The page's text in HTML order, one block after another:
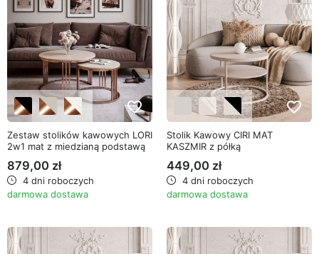
favorite_border
Zestaw stolików kawowych LORI
2w1 mat z miedzianą podstawą
879,00 zł
4 dni roboczych
darmowa dostawa
favorite_border
Stolik Kawowy CIRI MAT
KASZMIR z półką
449,00 zł
4 dni roboczych
darmowa dostawa